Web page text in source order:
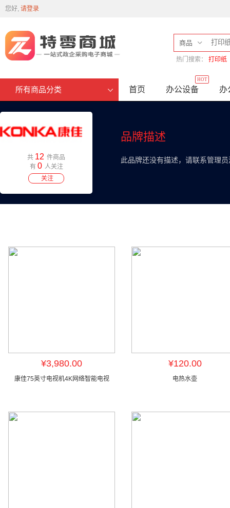
您好, 请登录
商品
热门搜索： 打印纸
所有商品分类 首页 办公设备
HOT
办
共 12 件商品
有 0 人关注
关注
品牌描述
此品牌还没有描述，请联系管理
¥3,980.00
康佳75英寸电视机4K网络智能电视
¥120.00
电热水壶